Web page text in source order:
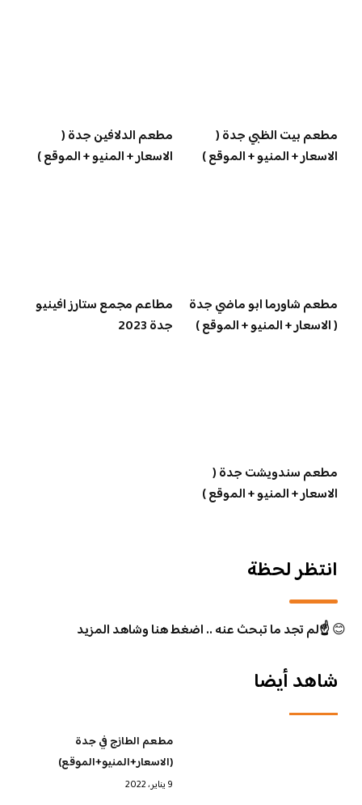
مطعم بيت الظبي جدة (
الاسعار + المنيو + الموقع )
مطعم الدلافين جدة (
الاسعار + المنيو + الموقع )
مطعم شاورما ابو ماضي جدة
( الاسعار + المنيو + الموقع )
مطاعم مجمع ستارز افينيو
جدة 2023
مطعم سندويشت جدة (
الاسعار + المنيو + الموقع )
انتظر لحظة
😊☝️لم تجد ما تبحث عنه .. اضغط هنا وشاهد المزيد
شاهد أيضا
مطعم الطازج في جدة
(الاسعار+المنيو+الموقع)
9 يناير، 2022